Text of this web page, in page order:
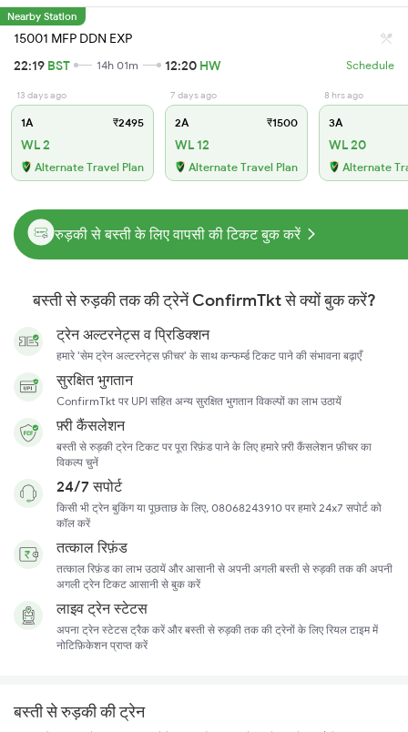
Nearby Station
15001 MFP DDN EXP
22:19 BST 14h 01m 12:20 HW Schedule
13 days ago
1A ₹2495
WL 2
Alternate Travel Plan
7 days ago
2A ₹1500
WL 12
Alternate Travel Plan
8 hrs ago
3A
WL 20
Alternate
रुड़की से बस्ती के लिए वापसी की टिकट बुक करें
बस्ती से रुड़की तक की ट्रेनें ConfirmTkt से क्यों बुक करें?
ट्रेन अल्टरनेट्स व प्रिडिक्शन
हमारे 'सेम ट्रेन अल्टरनेट्स फ़ीचर' के साथ कन्फर्म्ड टिकट पाने की संभावना बढ़ाएँ
सुरक्षित भुगतान
ConfirmTkt पर UPI सहित अन्य सुरक्षित भुगतान विकल्पों का लाभ उठायें
फ़्री कैंसलेशन
बस्ती से रुड़की ट्रेन टिकट पर पूरा रिफ़ंड पाने के लिए हमारे फ़्री कैंसलेशन फ़ीचर का
विकल्प चुनें
24/7 सपोर्ट
किसी भी ट्रेन बुकिंग या पूछताछ के लिए, 08068243910 पर हमारे 24x7 सपोर्ट को
कॉल करें
तत्काल रिफ़ंड
तत्काल रिफ़ंड का लाभ उठायें और आसानी से अपनी अगली बस्ती से रुड़की तक की अपनी
अगली ट्रेन टिकट आसानी से बुक करें
लाइव ट्रेन स्टेटस
अपना ट्रेन स्टेटस ट्रैक करें और बस्ती से रुड़की तक की ट्रेनों के लिए रियल टाइम में
नोटिफ़िकेशन प्राप्त करें
बस्ती से रुड़की की ट्रेन